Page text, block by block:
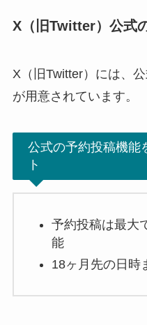
X（旧Twitter）公式
X（旧Twitter）には、
が用意されています。
公式の予約投稿機能
ト
予約投稿は最大
能
18ヶ月先の日時